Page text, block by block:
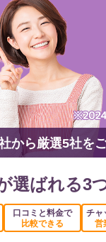
から厳選5社を
選ばれる3
口コミと料金で
比較できる
チャ
営